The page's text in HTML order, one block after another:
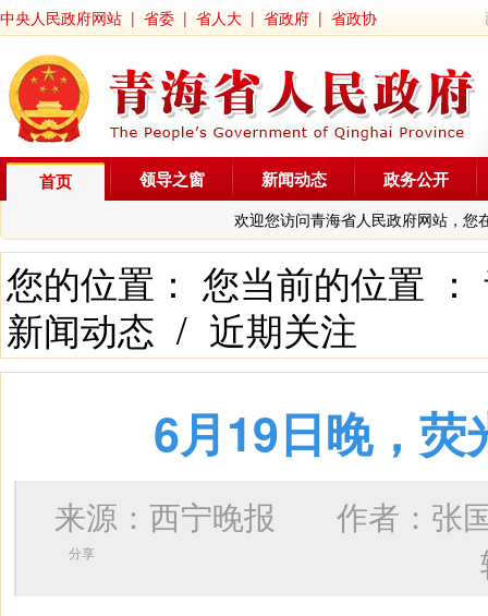
中央人民政府网站 | 省委 | 省人大 | 省政府 | 省政协
首页
欢迎您访问青海省人民政府网站，您
领导之窗 新闻动态 政务公开
您的位置： 您当前的位置 ：
新闻动态 / 近期关注
6月19日晚，荧
来源：西宁晚报 作者： 张
分享